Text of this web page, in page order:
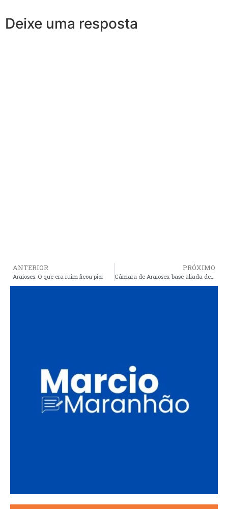
Deixe uma resposta
ANTERIOR
Araioses: O que era ruim ficou pior
PRÓXIMO
Câmara de Araioses: base aliada defende o “disco voador” que chegou em Araioses